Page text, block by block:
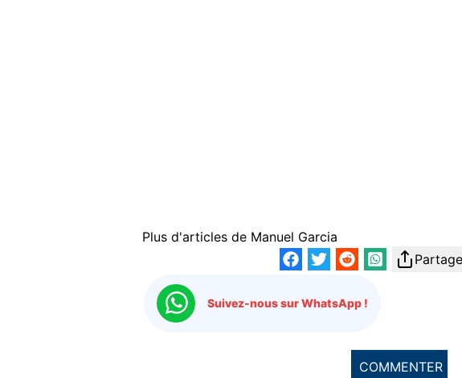
Plus d'articles de Manuel Garcia
Suivez-nous sur WhatsApp !
COMMENTER